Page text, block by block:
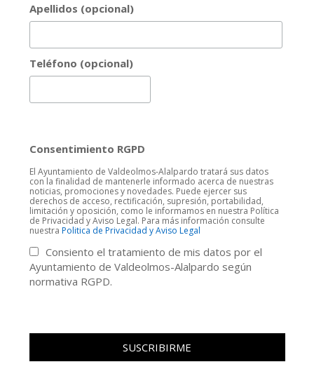
Apellidos (opcional)
Teléfono (opcional)
Consentimiento RGPD
El Ayuntamiento de Valdeolmos-Alalpardo tratará sus datos
con la finalidad de mantenerle informado acerca de nuestras
noticias, promociones y novedades. Puede ejercer sus
derechos de acceso, rectificación, supresión, portabilidad,
limitación y oposición, como le informamos en nuestra Política
de Privacidad y Aviso Legal. Para más información consulte
nuestra Politica de Privacidad y Aviso Legal
Consiento el tratamiento de mis datos por el
Ayuntamiento de Valdeolmos-Alalpardo según
normativa RGPD.